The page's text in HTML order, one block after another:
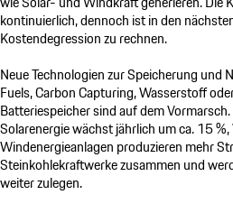
kontinuierlich, dennoch ist in den
Kostendegression zu rechnen.
Neue Technologien zur Speicherung und
Fuels, Carbon Capturing, Wasserstoff
Batteriespeicher sind auf dem
Solarenergie wächst jährlich um ca. 15
Windenergieanlagen pro­duzieren mehr
Steinkohlekraftwerke zusammen und
weiter zulegen.